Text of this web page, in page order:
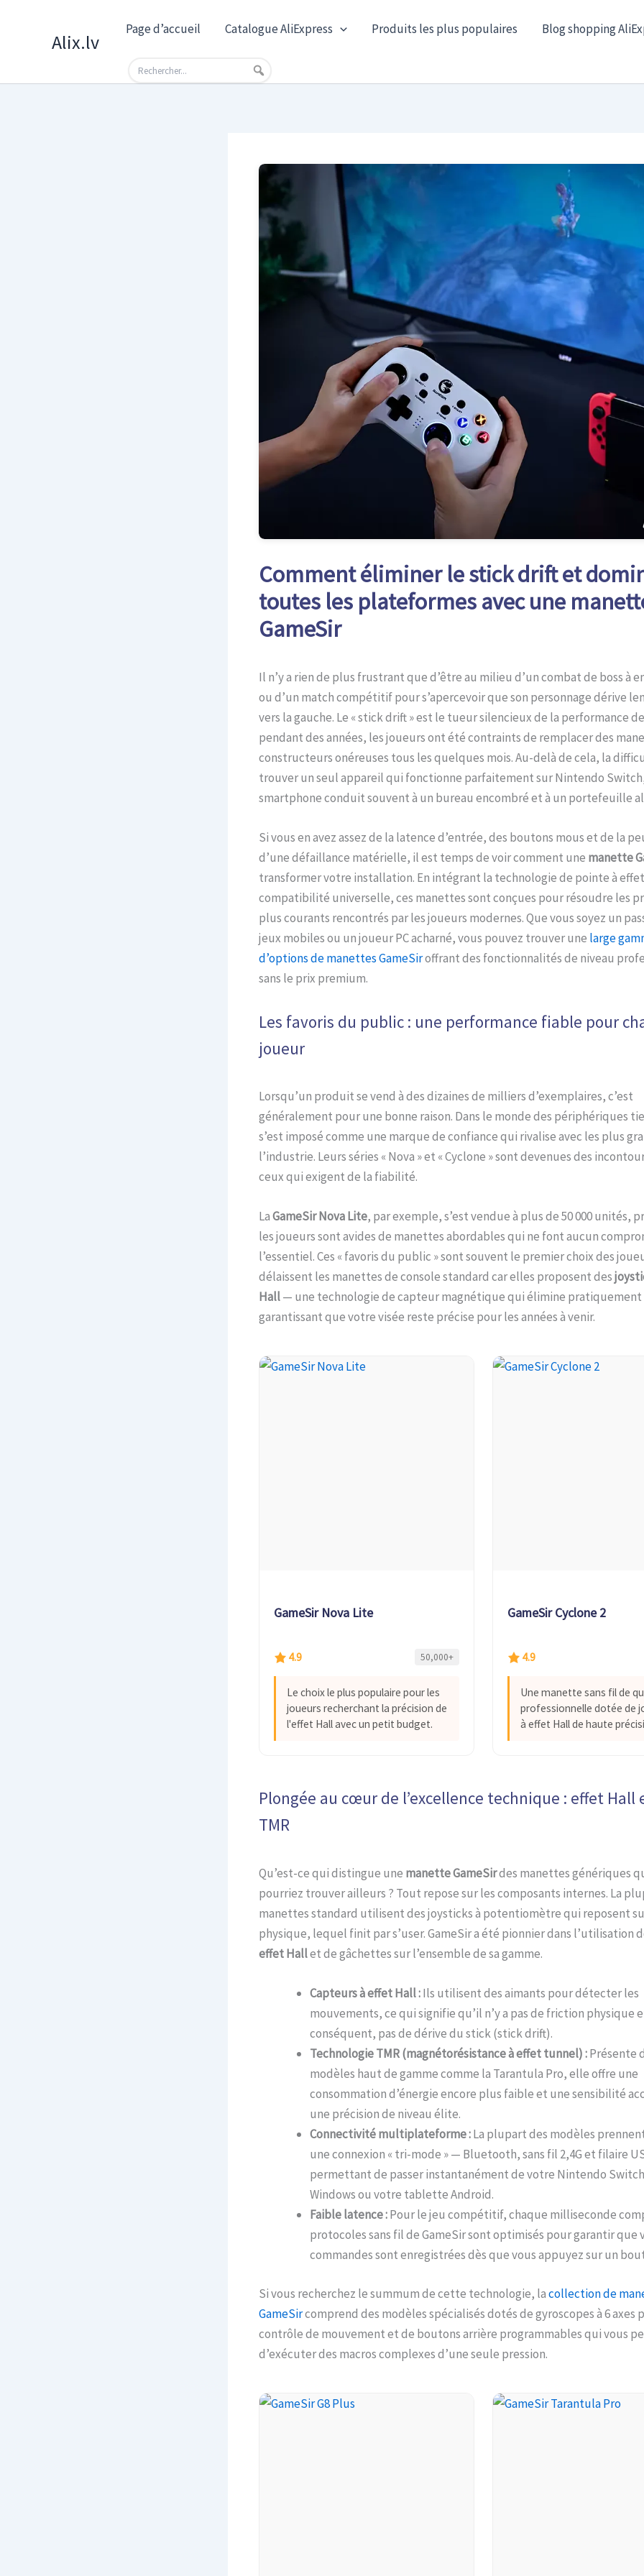
Alix.lv
Page d’accueil Catalogue AliExpress Produits les plus populaires Blog shopping
Comment éliminer le stick drift et
toutes les plateformes avec une
GameSir
Il n’y a rien de plus frustrant que d’être au milieu d’un combat de boss à
ou d’un match compétitif pour s’apercevoir que son personnage dérive
vers la gauche. Le « stick drift » est le tueur silencieux de la performance
pendant des années, les joueurs ont été contraints de remplacer des
constructeurs onéreuses tous les quelques mois. Au-delà de cela, la
trouver un seul appareil qui fonctionne parfaitement sur Nintendo
smartphone conduit souvent à un bureau encombré et à un portefeuille
Si vous en avez assez de la latence d’entrée, des boutons mous et de la
d’une défaillance matérielle, il est temps de voir comment une manette
transformer votre installation. En intégrant la technologie de pointe à
compatibilité universelle, ces manettes sont conçues pour résoudre les
plus courants rencontrés par les joueurs modernes. Que vous soyez un
jeux mobiles ou un joueur PC acharné, vous pouvez trouver une large
d’options de manettes GameSiroffrant des fonctionnalités de niveau
sans le prix premium.
Les favoris du public : une performance fiable pour
joueur
Lorsqu’un produit se vend à des dizaines de milliers d’exemplaires, c’est
généralement pour une bonne raison. Dans le monde des périphériques
s’est imposé comme une marque de confiance qui rivalise avec les plus
l’industrie. Leurs séries « Nova » et « Cyclone » sont devenues des
ceux qui exigent de la fiabilité.
LaGameSir Nova Lite, par exemple, s’est vendue à plus de 50 000 unités,
les joueurs sont avides de manettes abordables qui ne font aucun
l’essentiel. Ces « favoris du public » sont souvent le premier choix des
délaissent les manettes de console standard car elles proposent des
Hall— une technologie de capteur magnétique qui élimine pratiquement
garantissant que votre visée reste précise pour les années à venir.
GameSir Nova Lite
4.9 50,000+
Le choix le plus populaire pour les
joueurs recherchant la précision de
l'effet Hall avec un petit budget.
GameSir Cyclone 2
4.9
Une manette sans fil de
professionnelle dotée de
à effet Hall de haute
Plongée au cœur de l’excellence technique : effet Hall
TMR
Qu’est-ce qui distingue une manette GameSirdes manettes génériques
pourriez trouver ailleurs ? Tout repose sur les composants internes. La
manettes standard utilisent des joysticks à potentiomètre qui reposent
physique, lequel finit par s’user. GameSir a été pionnier dans l’utilisation
effet Hallet de gâchettes sur l’ensemble de sa gamme.
Capteurs à effet Hall :Ils utilisent des aimants pour détecter les
mouvements, ce qui signifie qu’il n’y a pas de friction physique
conséquent, pas de dérive du stick (stick drift).
Technologie TMR (magnétorésistance à effet tunnel) :Présente
modèles haut de gamme comme la Tarantula Pro, elle offre une
consommation d’énergie encore plus faible et une sensibilité
une précision de niveau élite.
Connectivité multiplateforme :La plupart des modèles
une connexion « tri-mode » — Bluetooth, sans fil 2,4G et filaire
permettant de passer instantanément de votre Nintendo Switch
Windows ou votre tablette Android.
Faible latence :Pour le jeu compétitif, chaque milliseconde
protocoles sans fil de GameSir sont optimisés pour garantir que
commandes sont enregistrées dès que vous appuyez sur un
Si vous recherchez le summum de cette technologie, lacollection de
GameSircomprend des modèles spécialisés dotés de gyroscopes à 6 axes
contrôle de mouvement et de boutons arrière programmables qui vous
d’exécuter des macros complexes d’une seule pression.